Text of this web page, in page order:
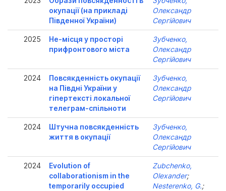
окупації (на прикладі
Південної України)
Олександр
Сергійович
2025
Не-місця у просторі
прифронтового міста
Зубченко,
Олександр
Сергійович
2024
Повсякденність окупації
на Півдні України у
гіпертексті локальної
телеграм-спільноти
Зубченко,
Олександр
Сергійович
2024
Штучна повсякденність
життя в окупації
Зубченко,
Олександр
Сергійович
2024
Evolution of
collaborationism in the
temporarily occupied
Zubchenko,
Olexander;
Nesterenko, G.;